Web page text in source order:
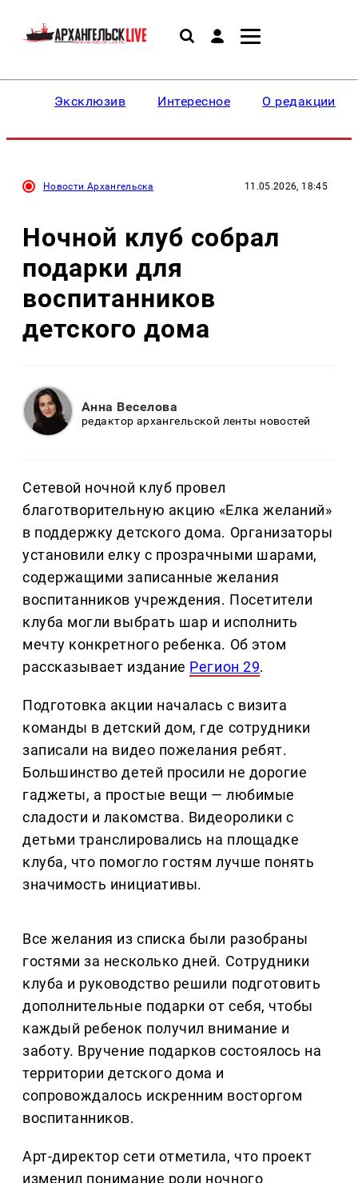
Эксклюзив Интересное О редакции
Новости Архангельска 11.05.2026, 18:45
Ночной клуб собрал
подарки для
воспитанников
детского дома
Анна Веселова
редактор архангельской ленты новостей
Сетевой ночной клуб провел
благотворительную акцию «Елка желаний»
в поддержку детского дома. Организаторы
установили елку с прозрачными шарами,
содержащими записанные желания
воспитанников учреждения. Посетители
клуба могли выбрать шар и исполнить
мечту конкретного ребенка. Об этом
рассказывает издание Регион 29.
Подготовка акции началась с визита
команды в детский дом, где сотрудники
записали на видео пожелания ребят.
Большинство детей просили не дорогие
гаджеты, а простые вещи — любимые
сладости и лакомства. Видеоролики с
детьми транслировались на площадке
клуба, что помогло гостям лучше понять
значимость инициативы.
Все желания из списка были разобраны
гостями за несколько дней. Сотрудники
клуба и руководство решили подготовить
дополнительные подарки от себя, чтобы
каждый ребенок получил внимание и
заботу. Вручение подарков состоялось на
территории детского дома и
сопровождалось искренним восторгом
воспитанников.
Арт-директор сети отметила, что проект
изменил понимание роли ночного